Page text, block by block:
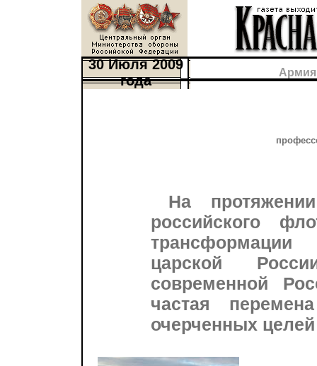
30 Июля 2009
года
На
российского
царской
современной
частая
очерченных